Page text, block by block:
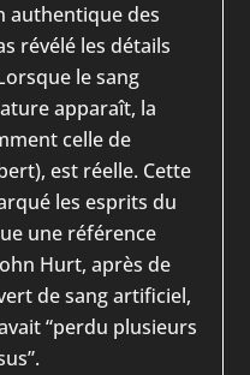
authentique des
révélé les détails
le sang
apparaît, la
celle de
est réelle. Cette
les esprits du
une référence
Hurt, après de
de sang artificiel,
“perdu plusieurs